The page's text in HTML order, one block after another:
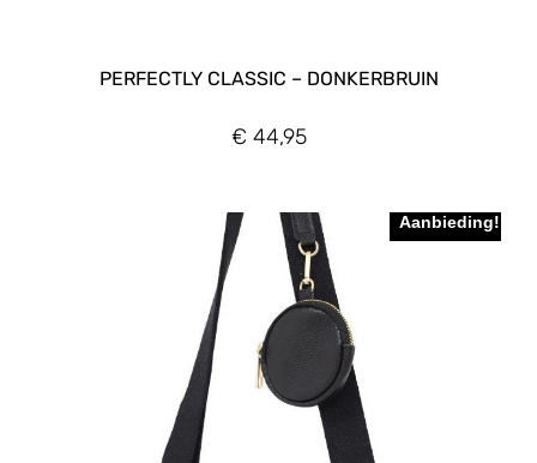
PERFECTLY CLASSIC – DONKERBRUIN
€ 44,95
Aanbieding!